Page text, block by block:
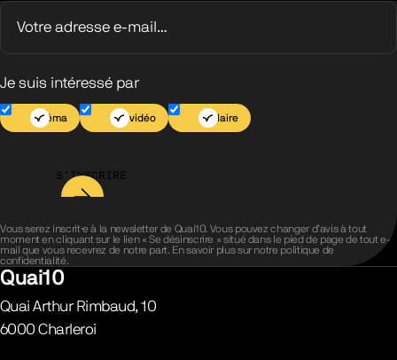
Je suis intéressé par
Cinéma Jeu vidéo Scolaire
S’INSCRIRE
Vous serez inscrit·e à la newsletter de Quai10. Vous pouvez changer d’avis à tout
moment en cliquant sur le lien « Se désinscrire » situé dans le pied de page de tout e-
mail que vous recevrez de notre part. En savoir plus sur notre politique de
confidentialité.
Quai10
Quai Arthur Rimbaud, 10
6000 Charleroi